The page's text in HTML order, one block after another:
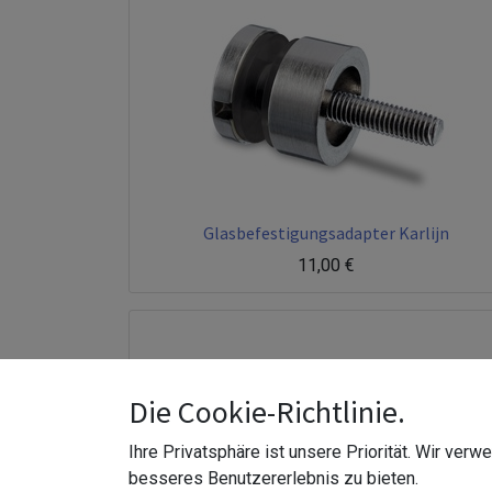
Glasbefestigungsadapter Karlijn
11,00 €
Die Cookie-Richtlinie.
Ihre Privatsphäre ist unsere Priorität. Wir
besseres Benutzererlebnis zu bieten.